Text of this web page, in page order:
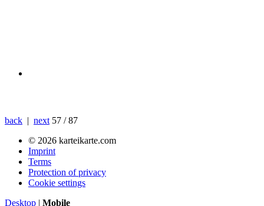
back | next 57 / 87
© 2026 karteikarte.com
Imprint
Terms
Protection of privacy
Cookie settings
Desktop | Mobile